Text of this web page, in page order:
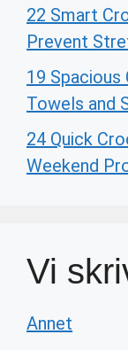
22 Smart
Prevent
19
Towels and
24 Quick
Weekend
Vi
Annet